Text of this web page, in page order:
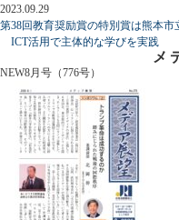
2023.09.29
第38回教育奨励賞の特別賞は熊本市
ICT活用で主体的な学びを実践
メ
NEW8月号（776号）